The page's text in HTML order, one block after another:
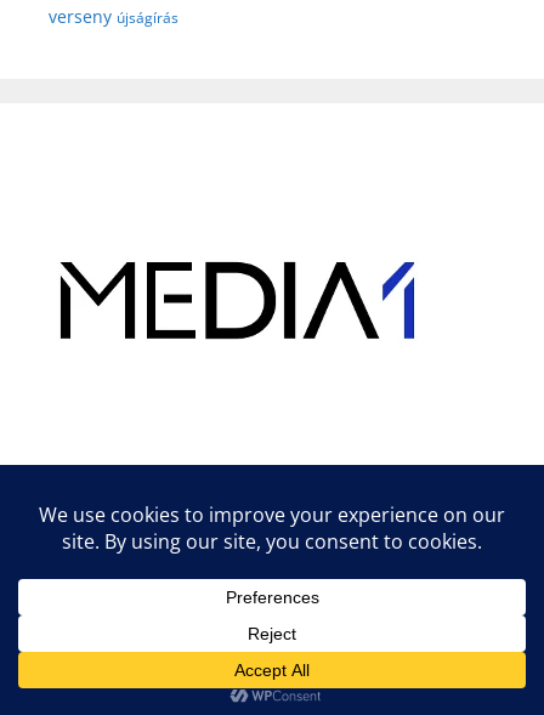
verseny újságírás
Lifestyle tippek & trükkök
© 2026 vipcast.hu powered by Media1• Készült
GeneratePress